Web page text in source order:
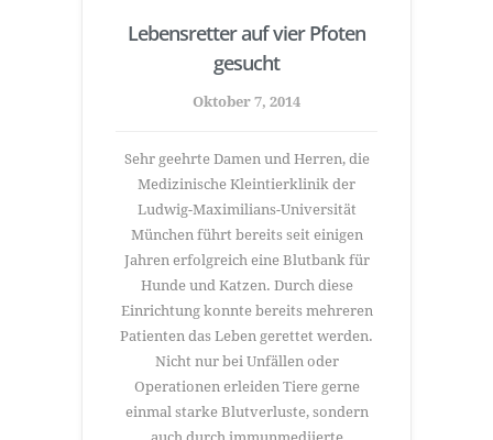
Lebensretter auf vier Pfoten
gesucht
Oktober 7, 2014
Sehr geehrte Damen und Herren, die
Medizinische Kleintierklinik der
Ludwig-Maximilians-Universität
München führt bereits seit einigen
Jahren erfolgreich eine Blutbank für
Hunde und Katzen. Durch diese
Einrichtung konnte bereits mehreren
Patienten das Leben gerettet werden.
Nicht nur bei Unfällen oder
Operationen erleiden Tiere gerne
einmal starke Blutverluste, sondern